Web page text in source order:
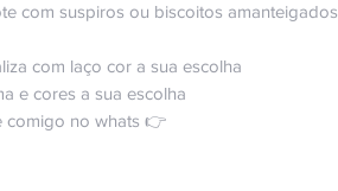
com suspiros ou biscoitos amanteigados
com laço cor a sua escolha
e cores a sua escolha
comigo no whats 👉